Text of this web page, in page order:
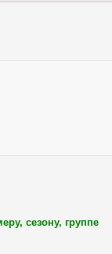
сезону, группе